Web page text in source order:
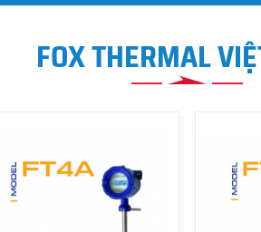
FOX THERMAL